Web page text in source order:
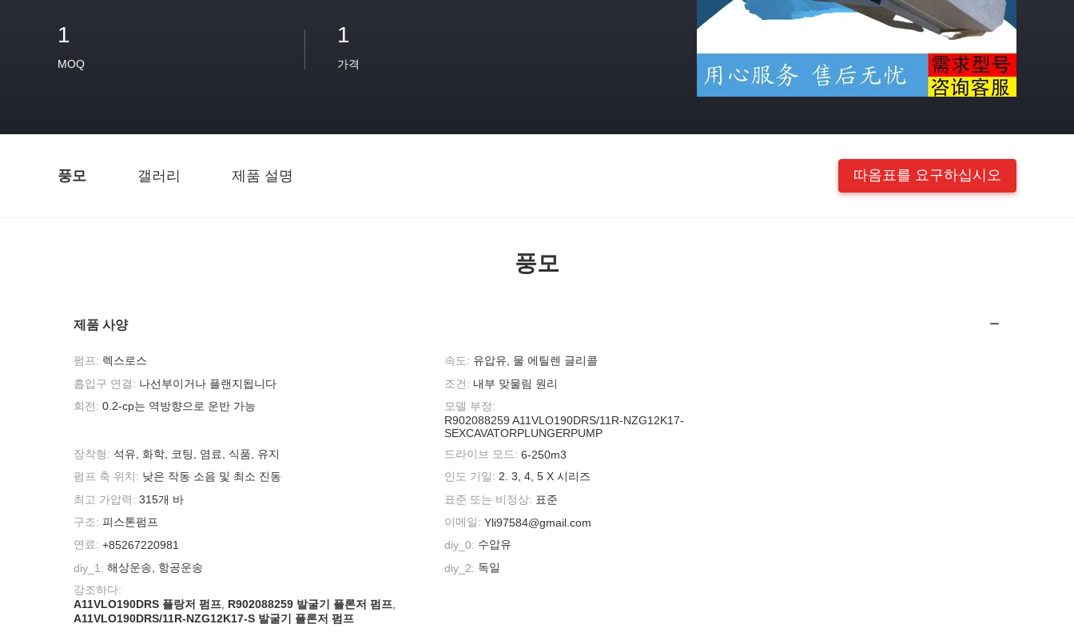
1
MOQ
1
가격
풍모 갤러리 제품 설명 따옴표를 요구하십시오
풍모
제품 사양
펌프: 렉스로스 속도: 유압유, 물 에틸렌 글리콜
흡입구 연결: 나선부이거나 플랜지됩니다 조건: 내부 맞물림 원리
회전: 0.2-cp는 역방향으로 운반 가능
모델 부정:
R902088259 A11VLO190DRS/11R-NZG12K17-
SEXCAVATORPLUNGERPUMP
장착형: 석유, 화학, 코팅, 염료, 식품, 유지 드라이브 모드: 6-250m3
펌프 축 위치: 낮은 작동 소음 및 최소 진동 인도 기일: 2. 3, 4, 5 X 시리즈
최고 가압력: 315개 바 표준 또는 비정상: 표준
구조: 피스톤펌프 이메일: Yli97584@gmail.com
연료: +85267220981 diy_0: 수압유
diy_1: 해상운송, 항공운송 diy_2: 독일
강조하다:
A11VLO190DRS 플랑저 펌프 R902088259 발굴기 플론저 펌프
A11VLO190DRS/11R-NZG12K17-S 발굴기 플론저 펌프